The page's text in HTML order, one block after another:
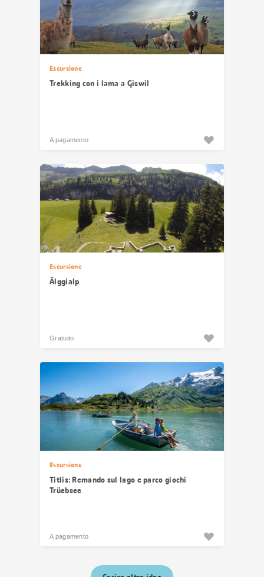
Escursione
Trekking con i lama a Giswil
A pagamento
Escursione
Älggialp
Gratuito
Escursione
Titlis: Remando sul lago e parco giochi
Trüebsee
A pagamento